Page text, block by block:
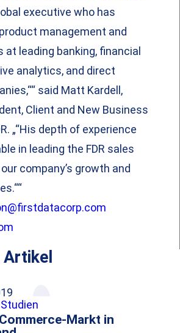
executive who has
management and
leading banking, financial
analytics, and direct
said Matt Kardell,
Client and New Business
„“His depth of experience
in leading the FDR sales
company’s growth and
Markt in